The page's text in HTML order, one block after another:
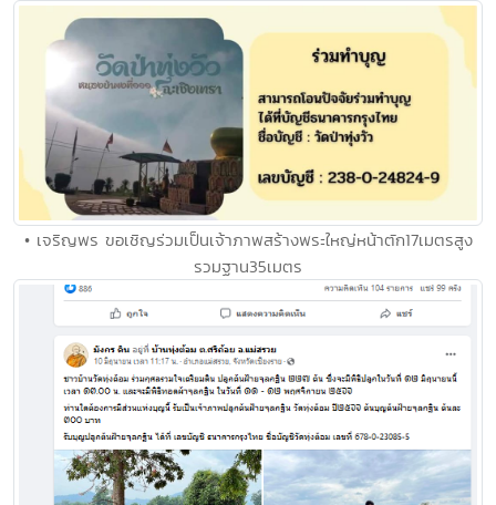
• เจริญพร ขอเชิญร่วมเป็นเจ้าภาพสร้างพระใหญ่หน้าตัก17เมตรสูง
รวมฐาน35เมตร